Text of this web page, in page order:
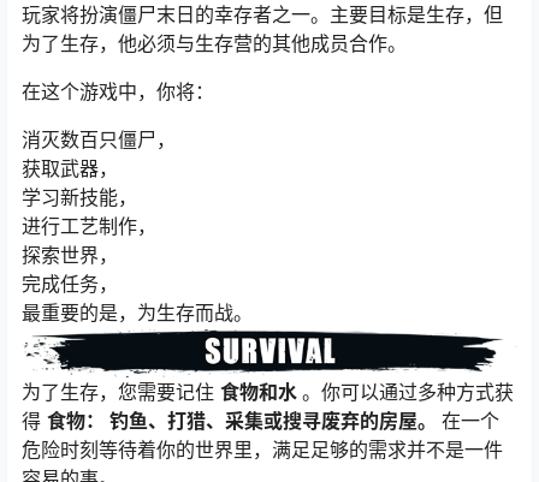
玩家将扮演僵尸末日的幸存者之一。主要目标是生存，但
为了生存，他必须与生存营的其他成员合作。
在这个游戏中，你将：
消灭数百只僵尸，
获取武器，
学习新技能，
进行工艺制作，
探索世界，
完成任务，
最重要的是，为生存而战。
为了生存，您需要记住 食物和水 。你可以通过多种方式获
得 食物： 钓鱼、打猎、采集或搜寻废弃的房屋。 在一个
危险时刻等待着你的世界里，满足足够的需求并不是一件